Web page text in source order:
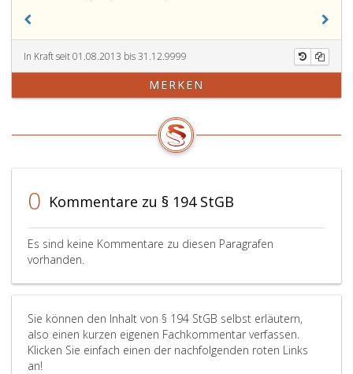
minderjährigen
entgegen
Haager
über
Schutz
Kindern
Zusammenarbeit
dem
Gebiet
der
zwischen
die
sind
als
StGB)
zu
In Kraft seit 01.08.2013 bis 31.12.9999
MERKEN
0 Kommentare zu § 194 StGB
Es sind keine Kommentare zu diesen Paragrafen
vorhanden.
Sie können den Inhalt von § 194 StGB selbst erläutern,
also einen kurzen eigenen Fachkommentar verfassen.
Klicken Sie einfach einen der nachfolgenden roten Links
an!